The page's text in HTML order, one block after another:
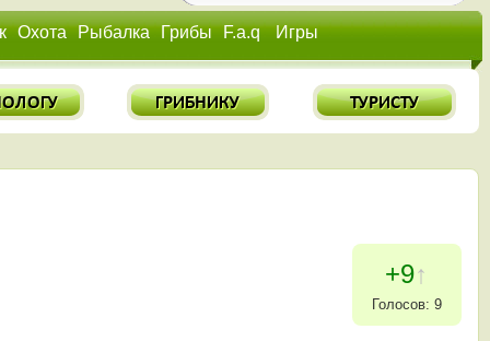
Охота Рыбалка Грибы F.a.q Игры
+9↑
Голосов: 9